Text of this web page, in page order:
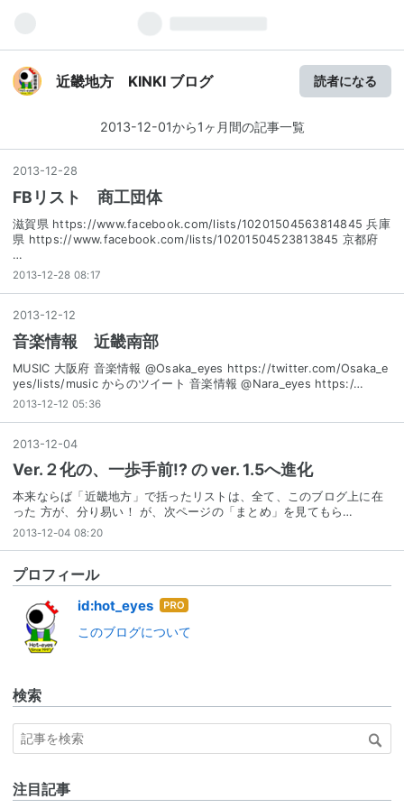
近畿地方 KINKI ブログ 読者になる
2013-12-01から1ヶ月間の記事一覧
2013-12-28
FBリスト 商工団体
滋賀県 https://www.facebook.com/lists/10201504563814845 兵庫
県 https://www.facebook.com/lists/10201504523813845 京都府
…
2013-12-28 08:17
2013-12-12
音楽情報 近畿南部
MUSIC 大阪府 音楽情報 @Osaka_eyes https://twitter.com/Osaka_e
yes/lists/music からのツイート 音楽情報 @Nara_eyes https:/…
2013-12-12 05:36
2013-12-04
Ver.２化の、一歩手前!? の ver. 1.5へ進化
本来ならば「近畿地方」で括ったリストは、全て、このブログ上に在
った 方が、分り易い！ が、次ページの「まとめ」を見てもら…
2013-12-04 08:20
プロフィール
id:hot_eyes はて
ログ
このブログについて
検索
注目記事